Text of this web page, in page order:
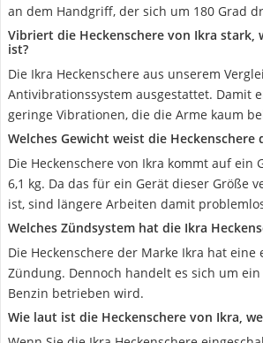
an dem Handgriff, der sich um 180 Grad
Vibriert die Heckenschere von Ikra stark,
ist?
Die Ikra Heckenschere aus unserem
Antivibrationssystem ausgestattet. Damit
geringe Vibrationen, die die Arme kaum
Welches Gewicht weist die Heckenschere
Die Heckenschere von Ikra kommt auf ein
6,1 kg. Da das für ein Gerät dieser Größe
ist, sind längere Arbeiten damit
Welches Zündsystem hat die Ikra
Die Heckenschere der Marke Ikra hat eine
Zündung. Dennoch handelt es sich um
Benzin betrieben wird.
Wie laut ist die Heckenschere von Ikra,